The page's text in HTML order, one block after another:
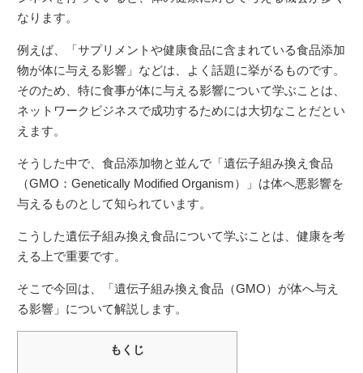
なります。
例えば、「サプリメントや健康食品に含まれている食品添加
物が体に与える影響」などは、よく話題に挙がるものです。
そのため、特に食事が体に与える影響について学ぶことは、
ネットワークビジネスで成功するためには大切なことだとい
えます。
そうした中で、食品添加物と並んで「遺伝子組み換え食品
（GMO：Genetically Modified Organism）」は体へ悪影響を
与えるものとして知られています。
こうした遺伝子組み換え食品について学ぶことは、健康を考
える上で重要です。
そこで今回は、「遺伝子組み換え食品（GMO）が体へ与え
る影響」について解説します。
もくじ